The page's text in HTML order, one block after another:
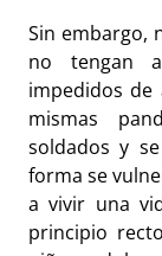
Sin embargo,
no tengan
impedidos de
mismas
soldados y
forma se
a vivir una
principio